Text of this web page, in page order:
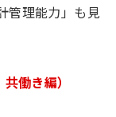
管理能力」も見
働き編）